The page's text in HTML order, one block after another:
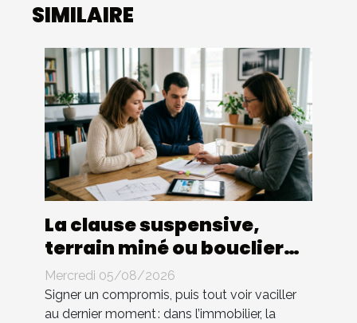
SIMILAIRE
La clause suspensive,
terrain miné ou bouclier
juridique dans l’achat
immobilier ?
Mercredi 05/08/2026
Signer un compromis, puis tout voir vaciller
au dernier moment : dans l’immobilier, la